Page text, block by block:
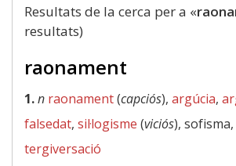
Resultats de la cerca per a «
resultats)
raonament
1.n raonament(capciós), argúcia,
falsedat, sil·logisme (viciós), sofisma,
tergiversació